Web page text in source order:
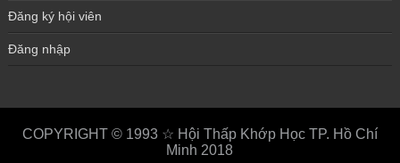
Đăng ký hội viên
Đăng nhập
COPYRIGHT © 1993 ☆ Hội Thấp Khớp Học TP. Hồ Chí
Minh 2018